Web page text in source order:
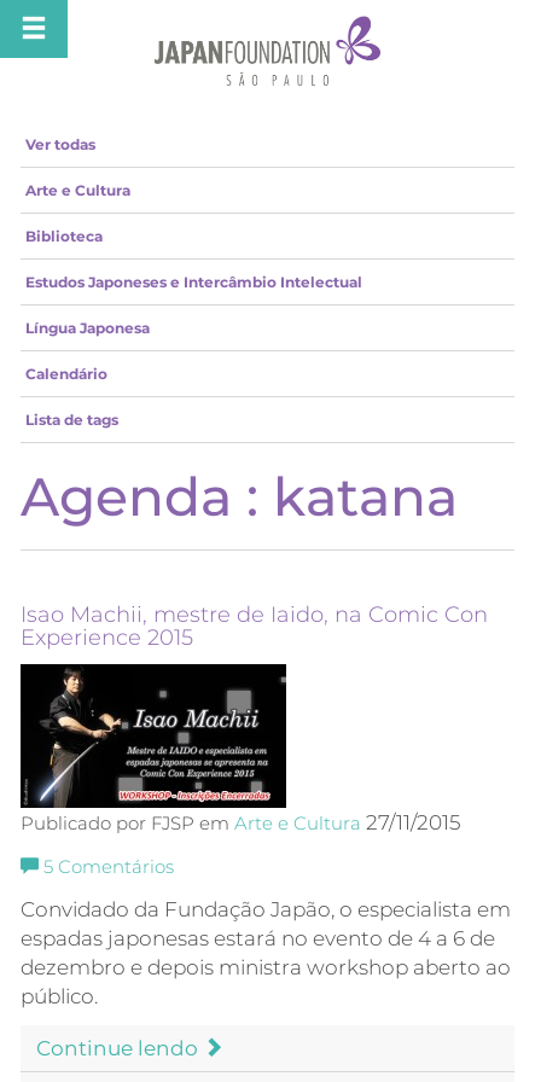
Ver todas
Arte e Cultura
Biblioteca
Estudos Japoneses e Intercâmbio Intelectual
Língua Japonesa
Calendário
Lista de tags
Agenda : katana
Isao Machii, mestre de Iaido, na Comic Con
Experience 2015
Publicado por FJSP em Arte e Cultura 27/11/2015
5 Comentários
Convidado da Fundação Japão, o especialista em
espadas japonesas estará no evento de 4 a 6 de
dezembro e depois ministra workshop aberto ao
público.
Continue lendo